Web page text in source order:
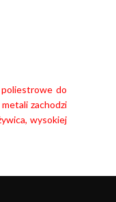
do
zachodzi
wysokiej